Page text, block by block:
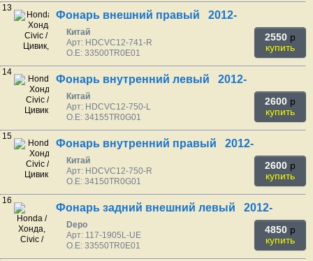
13
Фонарь внешний правый 2012-
Китай
Арт: HDCVC12-741-R
O.E: 33500TR0E01
2550 p
купить
14
Фонарь внутренний левый 2012-
Китай
Арт: HDCVC12-750-L
O.E: 34155TR0G01
2600 p
купить
15
Фонарь внутренний правый 2012-
Китай
Арт: HDCVC12-750-R
O.E: 34150TR0G01
2600 p
купить
16
Фонарь задний внешний левый 2012-
Depo
Арт: 117-1905L-UE
O.E: 33550TR0E01
4850 p
купить